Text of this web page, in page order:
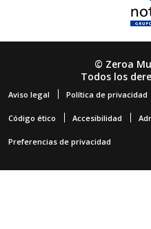
© Zeroa
Todos los
Aviso legal Política de privacidad
Código ético Accesibilidad
Preferencias de privacidad